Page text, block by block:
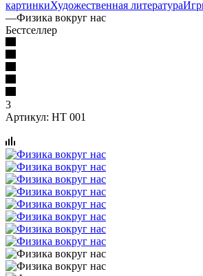
картинкиХудожественная литература
—Физика вокруг нас
Бестселлер
3
Артикул: НТ 001